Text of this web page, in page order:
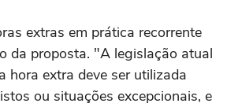
extras em prática recorrente
da proposta. "A legislação atual
hora extra deve ser utilizada
ou situações excepcionais, e